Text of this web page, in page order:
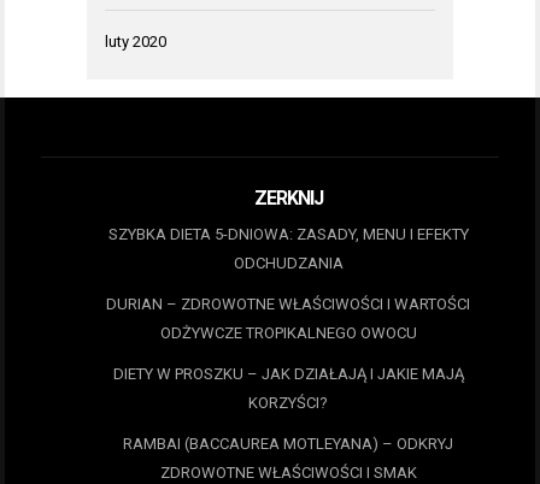
luty 2020
ZERKNIJ
SZYBKA DIETA 5-DNIOWA: ZASADY, MENU I EFEKTY
ODCHUDZANIA
DURIAN – ZDROWOTNE WŁAŚCIWOŚCI I WARTOŚCI
ODŻYWCZE TROPIKALNEGO OWOCU
DIETY W PROSZKU – JAK DZIAŁAJĄ I JAKIE MAJĄ
KORZYŚCI?
RAMBAI (BACCAUREA MOTLEYANA) – ODKRYJ
ZDROWOTNE WŁAŚCIWOŚCI I SMAK